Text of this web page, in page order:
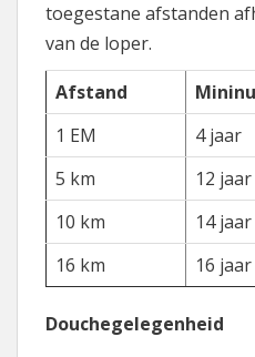
toegestane afstanden
van de loper.
Afstand
1 EM
4 jaar
5 km
12 jaar
10 km
14 jaar
16 km
16 jaar
Douchegelegenheid